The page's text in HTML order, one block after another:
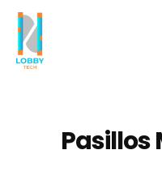
Pasillos